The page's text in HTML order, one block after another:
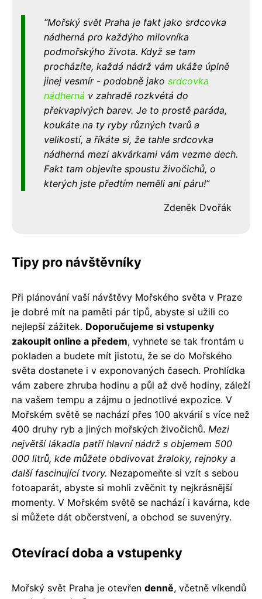
Mořský svět Praha je fakt jako srdcovka
nádherná pro každýho milovníka
podmořskýho života. Když se tam
procházíte, každá nádrž vám ukáže úplně
jinej vesmír - podobně jako srdcovka
nádherná v zahradě rozkvétá do
překvapivých barev. Je to prostě paráda,
koukáte na ty ryby různých tvarů a
velikostí, a říkáte si, že tahle srdcovka
nádherná mezi akvárkami vám vezme dech.
Fakt tam objevíte spoustu živočichů, o
kterých jste předtím neměli ani páru!
Zdeněk Dvořák
Tipy pro návštěvníky
Při plánování vaší návštěvy Mořského světa v Praze
je dobré mít na paměti pár tipů, abyste si užili co
nejlepší zážitek. Doporučujeme si vstupenky
zakoupit online a předem, vyhnete se tak frontám u
pokladen a budete mít jistotu, že se do Mořského
světa dostanete i v exponovaných časech. Prohlídka
vám zabere zhruba hodinu a půl až dvě hodiny, záleží
na vašem tempu a zájmu o jednotlivé expozice. V
Mořském světě se nachází přes 100 akvárií s více než
400 druhy ryb a jiných mořských živočichů. Mezi
největší lákadla patří hlavní nádrž s objemem 500
000 litrů, kde můžete obdivovat žraloky, rejnoky a
další fascinující tvory. Nezapomeňte si vzít s sebou
fotoaparát, abyste si mohli zvěčnit ty nejkrásnější
momenty. V Mořském světě se nachází i kavárna, kde
si můžete dát občerstvení, a obchod se suvenýry.
Otevírací doba a vstupenky
Mořský svět Praha je otevřen denně, včetně víkendů